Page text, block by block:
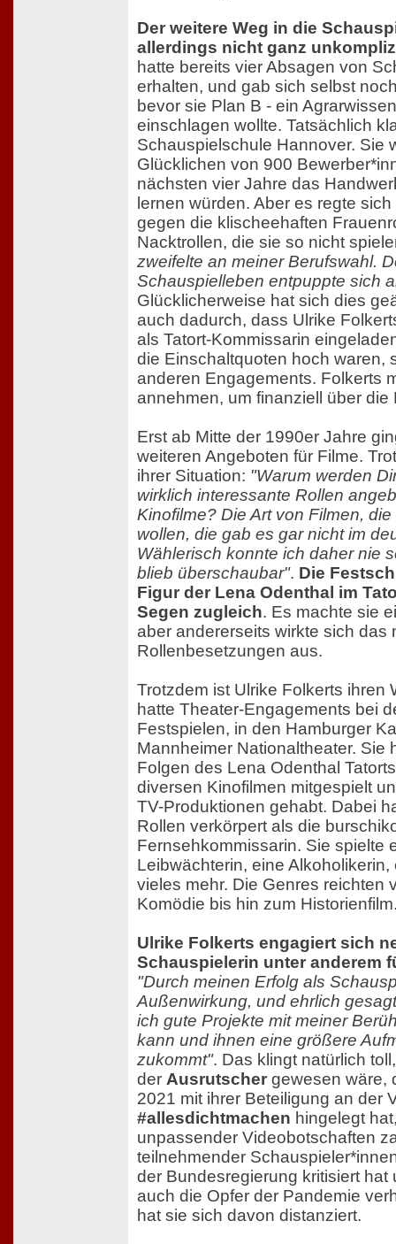
Der weitere Weg in die
allerdings nicht ganz
hatte bereits vier Absagen von
erhalten, und gab sich selbst
bevor sie Plan B - ein
einschlagen wollte. Tatsächlich
Schauspielschule Hannover. Sie
Glücklichen von 900
nächsten vier Jahre das
lernen würden. Aber es regte
gegen die klischeehaften
Nacktrollen, die sie so nicht
zweifelte an meiner Berufswahl.
Schauspielleben entpuppte sich
Glücklicherweise hat sich dies
auch dadurch, dass Ulrike
als Tatort-Kommissarin
die Einschaltquoten hoch waren,
anderen Engagements. Folkerts
annehmen, um finanziell über
Erst ab Mitte der 1990er Jahre
weiteren Angeboten für Filme.
ihrer Situation: "Warum werden
wirklich interessante Rollen
Kinofilme? Die Art von Filmen,
wollen, die gab es gar nicht im
Wählerisch konnte ich daher nie
blieb überschaubar". Die
Figur der Lena Odenthal im
Segen zugleich. Es machte sie
aber andererseits wirkte sich das
Rollenbesetzungen aus.
Trotzdem ist Ulrike Folkerts ihren
hatte Theater-Engagements bei
Festspielen, in den Hamburger
Mannheimer Nationaltheater. Sie
Folgen des Lena Odenthal
diversen Kinofilmen mitgespielt
TV-Produktionen gehabt. Dabei
Rollen verkörpert als die
Fernsehkommissarin. Sie spielte
Leibwächterin, eine Alkoholikerin,
vieles mehr. Die Genres reichten
Komödie bis hin zum
Ulrike Folkerts engagiert sich
Schauspielerin unter anderem
"Durch meinen Erfolg als
Außenwirkung, und ehrlich
ich gute Projekte mit meiner
kann und ihnen eine größere
zukommt". Das klingt natürlich
der Ausrutscher gewesen wäre,
2021 mit ihrer Beteiligung an der
#allesdichtmachen hingelegt
unpassender Videobotschaften
teilnehmender
der Bundesregierung kritisiert hat
auch die Opfer der Pandemie
hat sie sich davon distanziert.